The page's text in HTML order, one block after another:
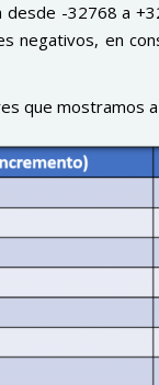
desde -32768 a
negativos, en
que mostramos